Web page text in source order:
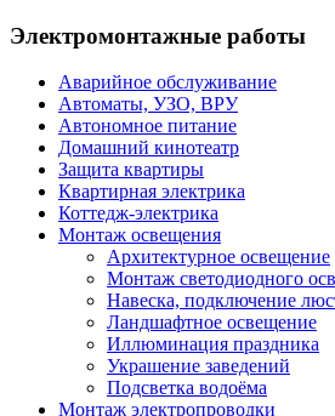
Электромонтажные работы
Аварийное обслуживание
Автоматы, УЗО, ВРУ
Автономное питание
Домашний кинотеатр
Защита квартиры
Квартирная электрика
Коттедж-электрика
Монтаж освещения
Архитектурное освещение
Монтаж светодиодного
Навеска, подключение
Ландшафтное освещение
Иллюминация праздника
Украшение заведений
Подсветка водоёма
Монтаж электропроводки